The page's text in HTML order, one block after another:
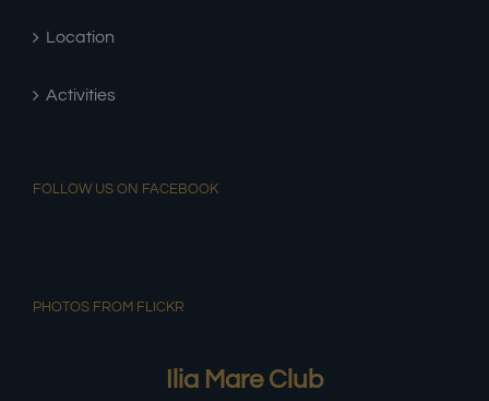
Location
Activities
FOLLOW US ON FACEBOOK
PHOTOS FROM FLICKR
Ilia Mare Club